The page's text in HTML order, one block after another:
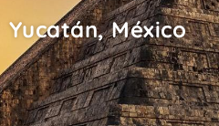
Yucatán, México